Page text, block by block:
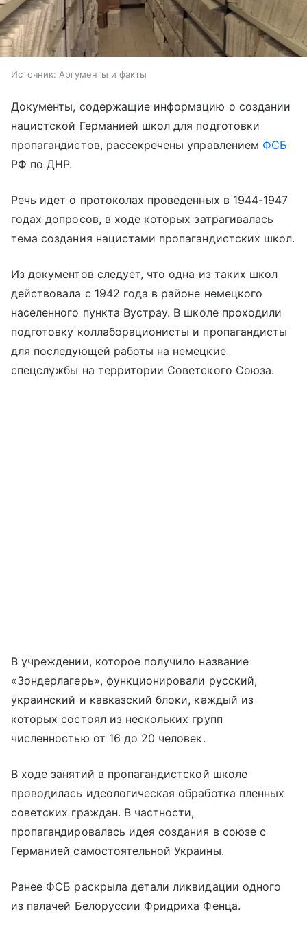
Источник: Аргументы и факты
Документы, содержащие информацию о создании
нацистской Германией школ для подготовки
пропагандистов, рассекречены управлением ФСБ
РФ по ДНР.
Речь идет о протоколах проведенных в 1944-1947
годах допросов, в ходе которых затрагивалась
тема создания нацистами пропагандистских школ.
Из документов следует, что одна из таких школ
действовала с 1942 года в районе немецкого
населенного пункта Вустрау. В школе проходили
подготовку коллаборационисты и пропагандисты
для последующей работы на немецкие
спецслужбы на территории Советского Союза.
В учреждении, которое получило название
«Зондерлагерь», функционировали русский,
украинский и кавказский блоки, каждый из
которых состоял из нескольких групп
численностью от 16 до 20 человек.
В ходе занятий в пропагандистской школе
проводилась идеологическая обработка пленных
советских граждан. В частности,
пропагандировалась идея создания в союзе с
Германией самостоятельной Украины.
Ранее ФСБ раскрыла детали ликвидации одного
из палачей Белоруссии Фридриха Фенца.